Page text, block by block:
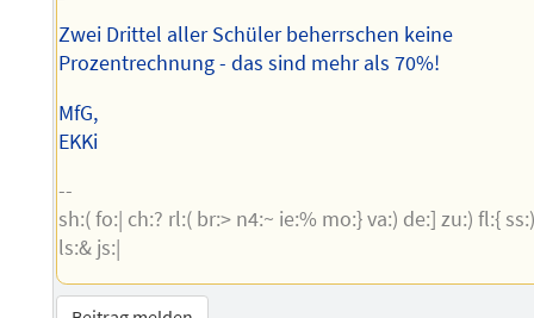
Zwei Drittel aller Schüler beherrschen keine
Prozentrechnung - das sind mehr als 70%!
MfG,
EKKi
--
sh:( fo:| ch:? rl:( br:> n4:~ ie:% mo:} va:) de:] zu:) fl:{
ls:& js:|